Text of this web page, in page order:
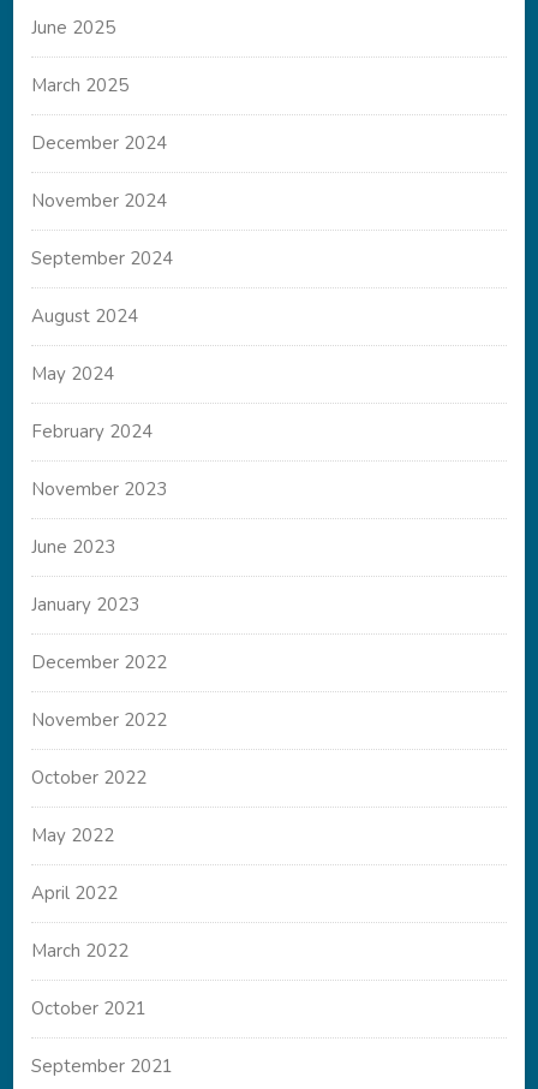
June 2025
March 2025
December 2024
November 2024
September 2024
August 2024
May 2024
February 2024
November 2023
June 2023
January 2023
December 2022
November 2022
October 2022
May 2022
April 2022
March 2022
October 2021
September 2021